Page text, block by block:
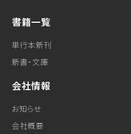
書籍一覧
単行本新刊
新書・文庫
会社情報
お知らせ
会社概要